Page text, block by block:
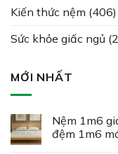
Kiến thức nệm (406)
Sức khỏe giấc ngủ
MỚI NHẤT
Nệm 1m6
đệm 1m6